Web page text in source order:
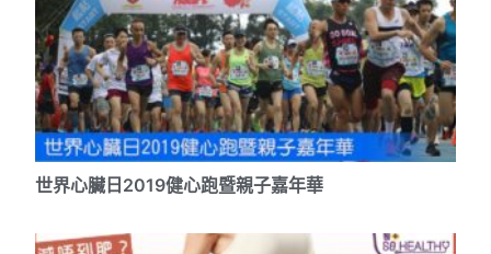
世界心臟日2019健心跑暨親子嘉年華